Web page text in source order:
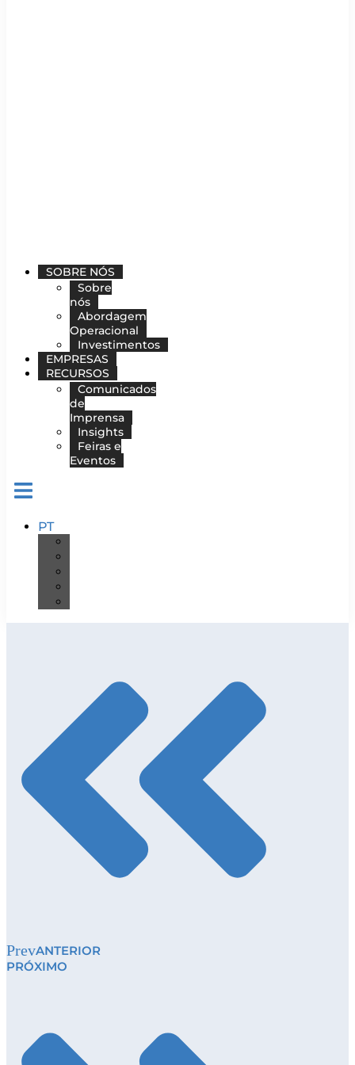
SOBRE NÓS
Sobre
nós
Abordagem
Operacional
Investimentos
EMPRESAS
RECURSOS
Comunicados
de
Imprensa
Insights
Feiras e
Eventos
PT
PrevANTERIOR
PRÓXIMO